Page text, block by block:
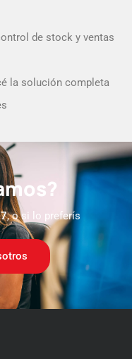
de stock y ventas
la solución completa
, o si lo preferís